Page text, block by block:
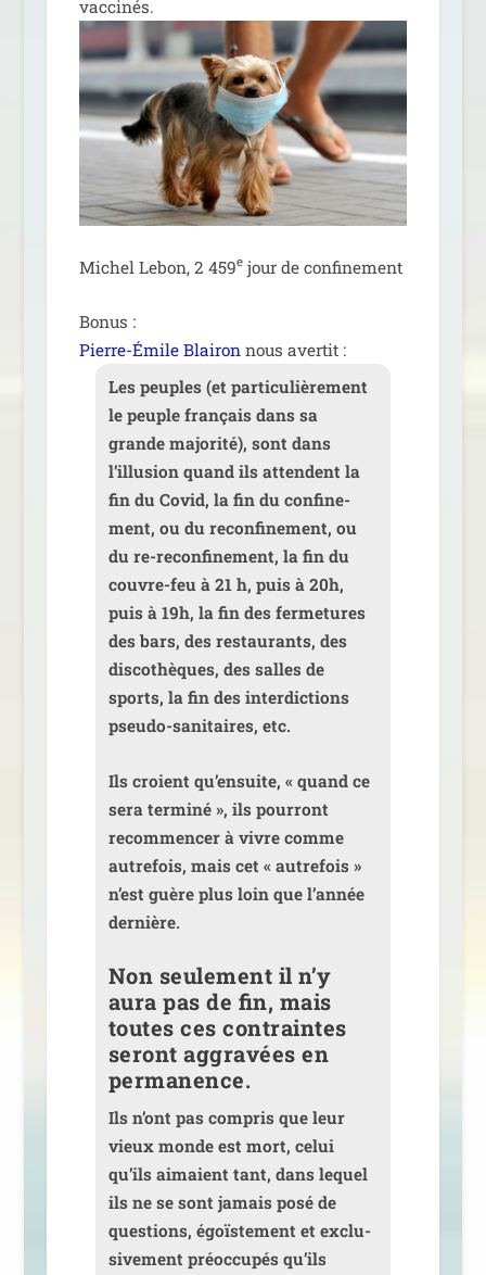
vaccinés.
Michel Lebon, 2 459ejour de confinement
Bonus :
Pierre-Émile Blaironnous avertit :
Les peuples (et par­ti­cu­liè­re­ment
le peuple fran­çais dans sa
grande majo­ri­té), sont dans
l’illusion quand ils attendent la
fin du Covid, la fin du confi­ne­
ment, ou du recon­fi­ne­ment, ou
du re-recon­fi­ne­ment, la fin du
couvre-feu à 21 h, puis à 20h,
puis à 19h, la fin des fer­me­tures
des bars, des res­tau­rants, des
dis­co­thèques, des salles de
sports, la fin des inter­dic­tions
pseu­do-sani­taires, etc.
Ils croient qu’ensuite, « quand ce
sera ter­mi­né », ils pour­ront
recom­men­cer à vivre comme
autre­fois, mais cet « autre­fois »
n’est guère plus loin que l’année
dernière.
Non seulement il n’y
aura pas de fin, mais
toutes ces contraintes
seront aggravées en
permanence.
Ils n’ont pas com­pris que leur
vieux monde est mort, celui
qu’ils aimaient tant, dans lequel
ils ne se sont jamais posé de
ques­tions, égoïs­te­ment et exclu­
si­ve­ment pré­oc­cu­pés qu’ils